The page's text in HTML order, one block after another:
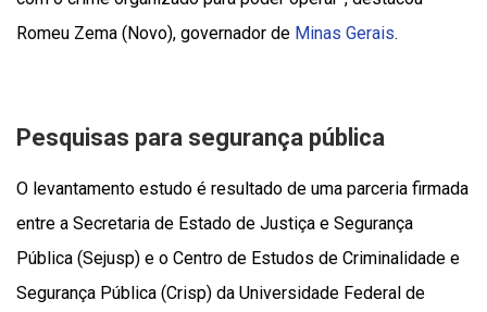
Romeu Zema (Novo), governador de Minas Gerais.
Pesquisas para segurança pública
O levantamento estudo é resultado de uma parceria firmada
entre a Secretaria de Estado de Justiça e Segurança
Pública (Sejusp) e o Centro de Estudos de Criminalidade e
Segurança Pública (Crisp) da Universidade Federal de